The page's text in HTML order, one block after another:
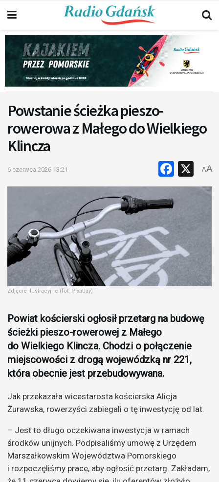
Powstanie ścieżka pieszo-
rowerowa z Małego do Wielkiego
Klincza
6 czerwca 2026 13:21 X
AA
Zdjęcie ilustracyjne (fot. Pixabay)
Powiat kościerski ogłosił przetarg na budowę
ścieżki pieszo-rowerowej z Małego
do Wielkiego Klincza. Chodzi o połączenie
miejscowości z drogą wojewódzką nr 221,
która obecnie jest przebudowywana.
Jak przekazała wicestarosta kościerska Alicja
Żurawska, rowerzyści zabiegali o tę inwestycję od lat.
– Jest to długo oczekiwana inwestycja w ramach
środków unijnych. Podpisaliśmy umowę z Urzędem
Marszałkowskim Województwa Pomorskiego
i rozpoczęliśmy prace, aby ogłosić przetarg. Zakładam,